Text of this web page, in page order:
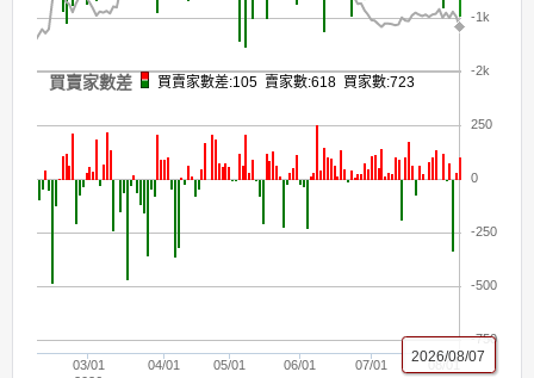
03/01
05/01 07/01
04/01 06/01 08/01
-2k
-1k
-750
-500
-250
0
250
2026/08/07
買賣家數差 買賣家數差:105 賣家數:618 買家數:723